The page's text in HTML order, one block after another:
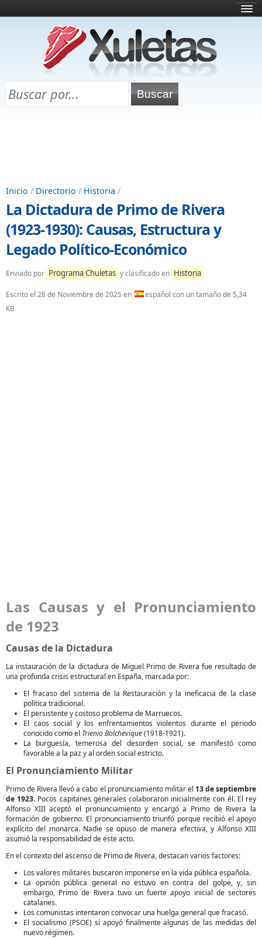
¿Qué es esto?
Directorio
Chuletas para exámenes
Inicio / Directorio / Historia /
La Dictadura de Primo de Rivera
(1923-1930): Causas, Estructura y
Legado Político-Económico
Enviado por Programa Chuletas y clasificado en Historia
Escrito el 28 de Noviembre de 2025 en
español con un tamaño de 5,34
KB
Las Causas y el Pronunciamiento
de 1923
Causas de la Dictadura
La instauración de la dictadura de Miguel Primo de Rivera fue resultado de
una profunda crisis estructural en España, marcada por:
El fracaso del sistema de la Restauración y la ineficacia de la clase
política tradicional.
El persistente y costoso problema de Marruecos.
El caos social y los enfrentamientos violentos durante el periodo
conocido como el Trienio Bolchevique(1918-1921).
La burguesía, temerosa del desorden social, se manifestó como
favorable a la paz y al orden social estricto.
El Pronunciamiento Militar
Primo de Rivera llevó a cabo el pronunciamiento militar el 13 de septiembre
de 1923. Pocos capitanes generales colaboraron inicialmente con él. El rey
Alfonso XIII aceptó el pronunciamiento y encargó a Primo de Rivera la
formación de gobierno. El pronunciamiento triunfó porque recibió el apoyo
explícito del monarca. Nadie se opuso de manera efectiva, y Alfonso XIII
asumió la responsabilidad de este acto.
En el contexto del ascenso de Primo de Rivera, destacan varios factores:
Los valores militares buscaron imponerse en la vida pública española.
La opinión pública general no estuvo en contra del golpe, y, sin
embargo, Primo de Rivera tuvo un fuerte apoyo inicial de sectores
catalanes.
Los comunistas intentaron convocar una huelga general que fracasó.
El socialismo (PSOE) sí apoyó finalmente algunas de las medidas del
nuevo régimen.